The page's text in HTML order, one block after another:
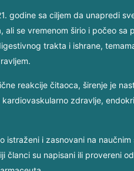
godine sa ciljem da unapredi
ali se vremenom širio i počeo sa
trakta i ishrane,
reakcije čitaoca, širenje je
zdravlje,
istraženi i zasnovani na naučnim
članci su napisani ili provereni